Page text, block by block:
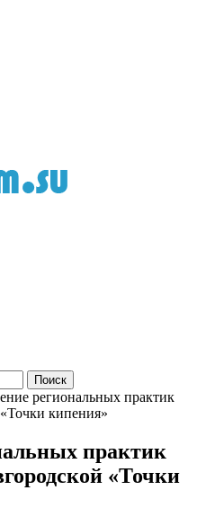
региональных практик
кипения»
практик
«Точки